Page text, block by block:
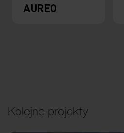
AUREO
Kolejne projekty